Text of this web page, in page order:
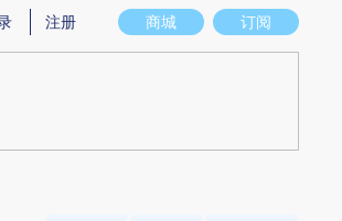
意图存在偏差。不代表财新观点和立场。推荐点击链
商城 订阅
注册